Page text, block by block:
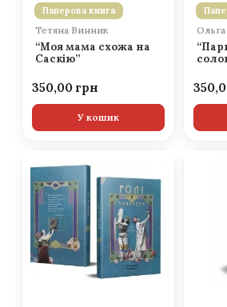
Паперова книга
Тетяна Винник
“Моя мама схожа на
Саскію”
350,00
У кошик